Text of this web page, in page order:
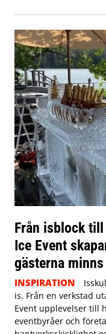
Från isblock
Ice Event
gästerna minns
INSPIRATION
is. Från en verkstad
Event upplevelser till
eventbyråer och